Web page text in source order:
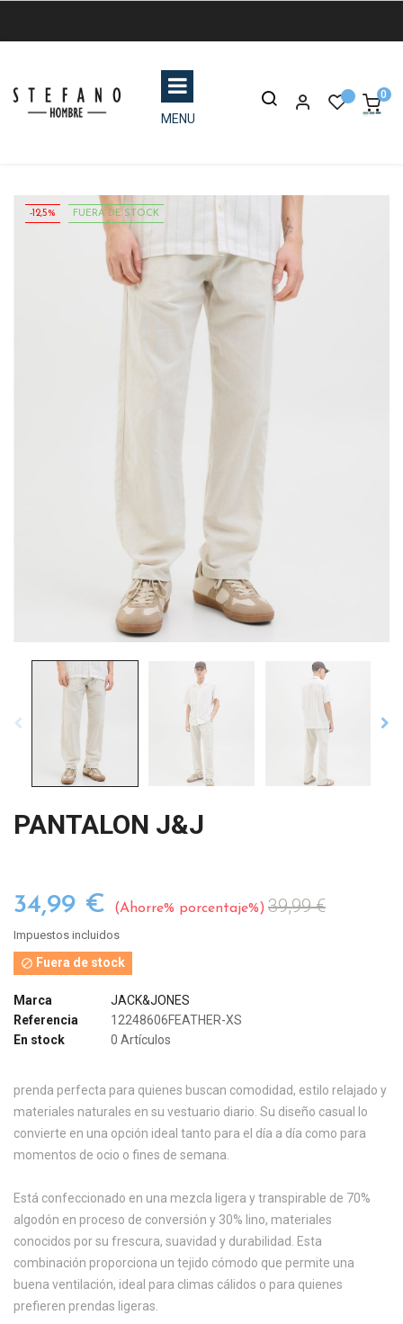
MENU
0
-12,5% FUERA DE STOCK
PANTALON J&J
34,99 € Ahorre% porcentaje% 39,99 €
Impuestos incluidos
 Fuera de stock
Marca
JACK&JONES
Referencia
12248606FEATHER-XS
En stock
0 Artículos
prenda perfecta para quienes buscan comodidad, estilo relajado y
materiales naturales en su vestuario diario. Su diseño casual lo
convierte en una opción ideal tanto para el día a día como para
momentos de ocio o fines de semana.
Está confeccionado en una mezcla ligera y transpirable de 70%
algodón en proceso de conversión y 30% lino, materiales
conocidos por su frescura, suavidad y durabilidad. Esta
combinación proporciona un tejido cómodo que permite una
buena ventilación, ideal para climas cálidos o para quienes
prefieren prendas ligeras.